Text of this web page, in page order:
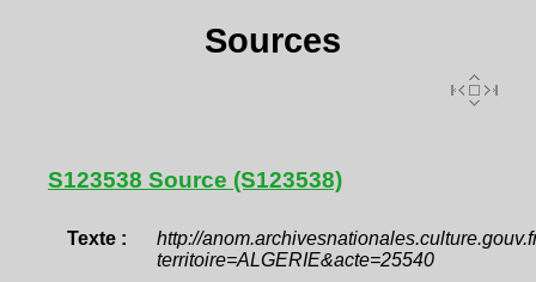
Sources
S123538 Source (S123538)
Texte :
http://
territoire=ALGERIE&acte=25540